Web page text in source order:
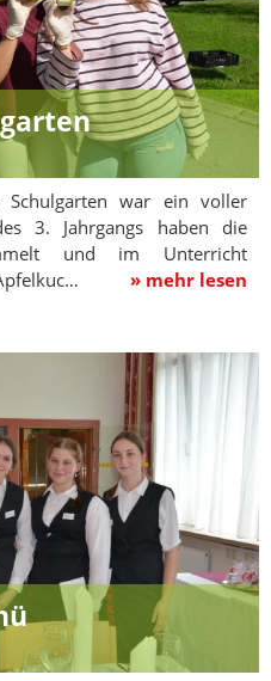
war ein voller
3. Jahrgangs haben die
und im Unterricht
» mehr lesen